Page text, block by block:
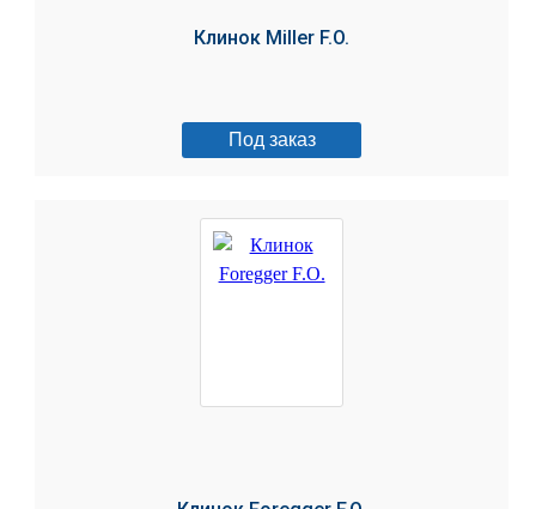
Клинок Miller F.O.
Под заказ